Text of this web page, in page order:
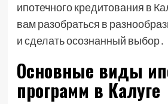
ипотечного кредитования в
вам разобраться в
и сделать осознанный выбор․
Основные виды
программ в Калуге